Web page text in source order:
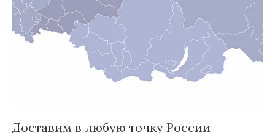
Доставим в любую точку России